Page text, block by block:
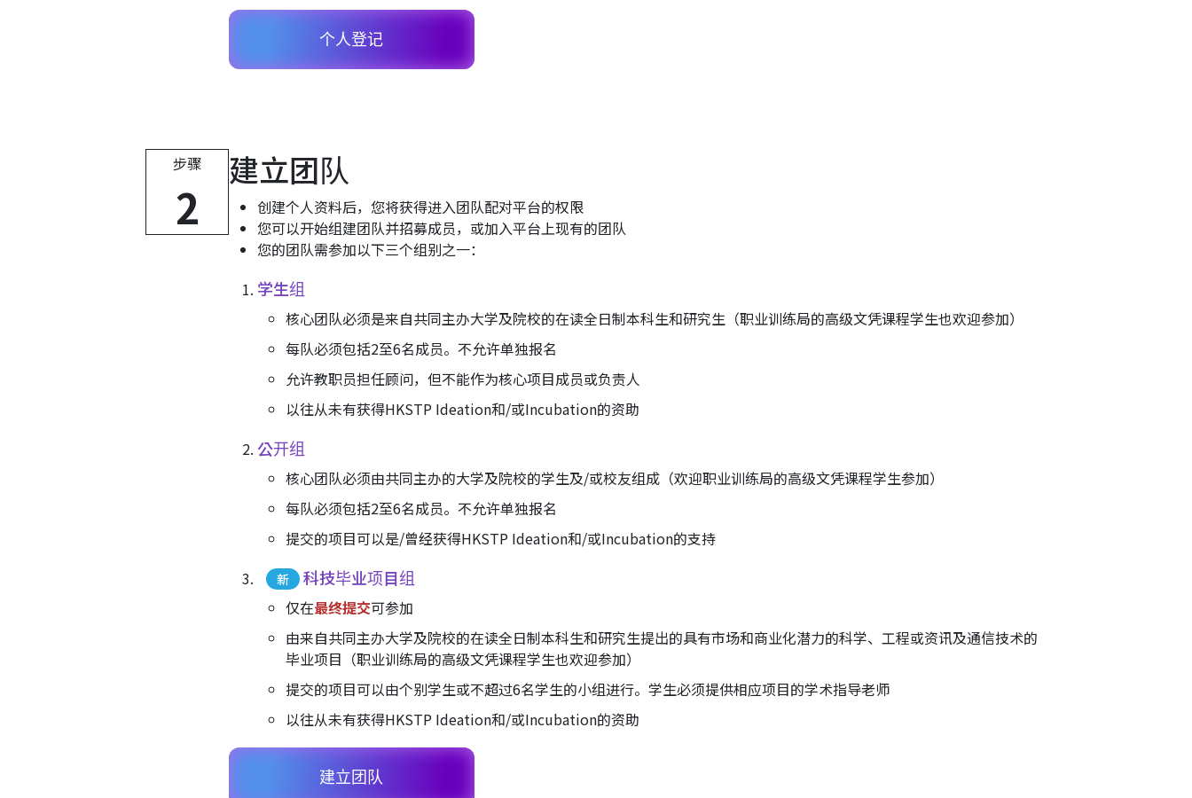
个人登记
步骤
2
建立团队
创建个人资料后，您将获得进入团队配对平台的权限
您可以开始组建团队并招募成员，或加入平台上现有的团队
您的团队需参加以下三个组别之一：
学生组
核心团队必须是来自共同主办大学及院校的在读全日制本科生和研究生（职业训练局的高级文凭课程学生也欢迎参加）
每队必须包括2至6名成员。不允许单独报名
允许教职员担任顾问，但不能作为核心项目成员或负责人
以往从未有获得HKSTP Ideation和/或Incubation的资助
公开组
核心团队必须由共同主办的大学及院校的学生及/或校友组成（欢迎职业训练局的高级文凭课程学生参加）
每队必须包括2至6名成员。不允许单独报名
提交的项目可以是/曾经获得HKSTP Ideation和/或Incubation的支持
新 科技毕业项目组
仅在最终提交可参加
由来自共同主办大学及院校的在读全日制本科生和研究生提出的具有市场和商业化潜力的科学、工程或资讯及通信技术的
毕业项目（职业训练局的高级文凭课程学生也欢迎参加）
提交的项目可以由个别学生或不超过6名学生的小组进行。学生必须提供相应项目的学术指导老师
以往从未有获得HKSTP Ideation和/或Incubation的资助
建立团队